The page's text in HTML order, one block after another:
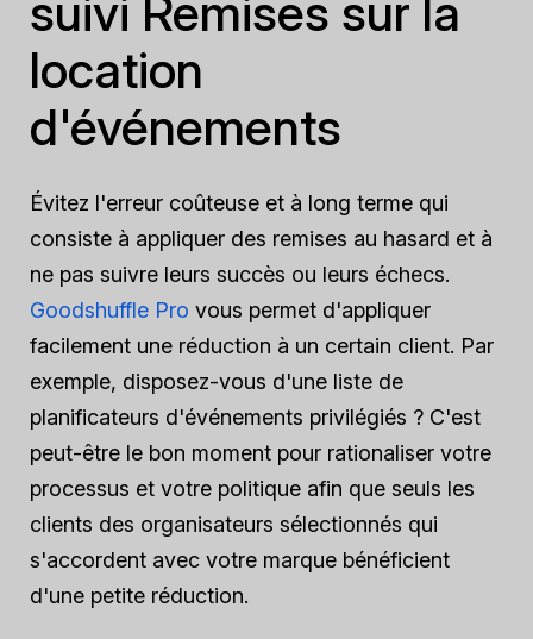
suivi Remises sur la
location
d'événements
Évitez l'erreur coûteuse et à long terme qui
consiste à appliquer des remises au hasard et à
ne pas suivre leurs succès ou leurs échecs.
Goodshuffle Pro vous permet d'appliquer
facilement une réduction à un certain client. Par
exemple, disposez-vous d'une liste de
planificateurs d'événements privilégiés ? C'est
peut-être le bon moment pour rationaliser votre
processus et votre politique afin que seuls les
clients des organisateurs sélectionnés qui
s'accordent avec votre marque bénéficient
d'une petite réduction.